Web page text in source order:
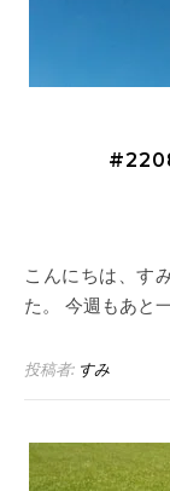
こんにちは、すみです！ さて、今日はこんなお話をしまし
た。 今週もあと
投稿者: すみ